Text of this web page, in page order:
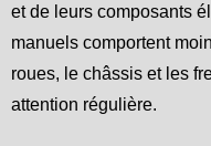
et de leurs composants
manuels comportent
roues, le châssis et les
attention régulière.